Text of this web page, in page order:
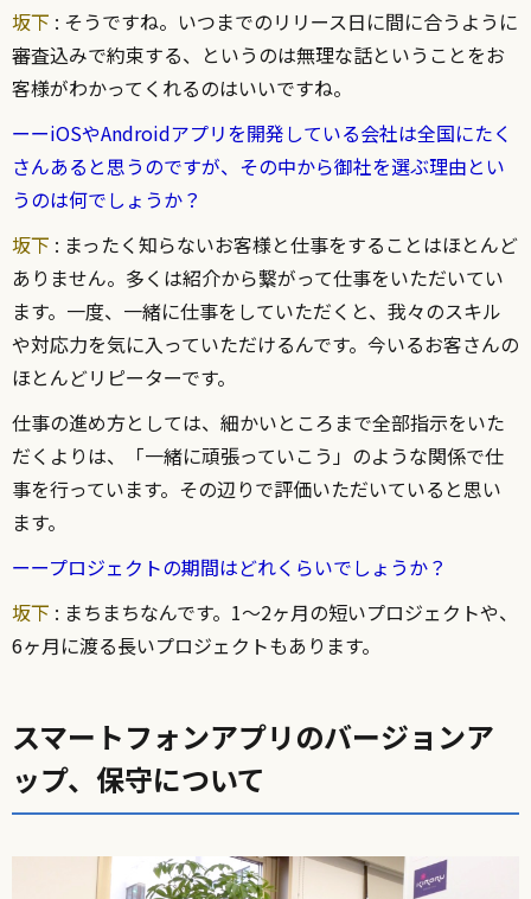
坂下 : そうですね。いつまでのリリース日に間に合うように
審査込みで約束する、というのは無理な話ということをお
客様がわかってくれるのはいいですね。
ーーiOSやAndroidアプリを開発している会社は全国にたく
さんあると思うのですが、その中から御社を選ぶ理由とい
うのは何でしょうか？
坂下 : まったく知らないお客様と仕事をすることはほとんど
ありません。多くは紹介から繋がって仕事をいただいてい
ます。一度、一緒に仕事をしていただくと、我々のスキル
や対応力を気に入っていただけるんです。今いるお客さんの
ほとんどリピーターです。
仕事の進め方としては、細かいところまで全部指示をいた
だくよりは、「一緒に頑張っていこう」のような関係で仕
事を行っています。その辺りで評価いただいていると思い
ます。
ーープロジェクトの期間はどれくらいでしょうか？
坂下 : まちまちなんです。1〜2ヶ月の短いプロジェクトや、
6ヶ月に渡る長いプロジェクトもあります。
スマートフォンアプリのバージョンア
ップ、保守について